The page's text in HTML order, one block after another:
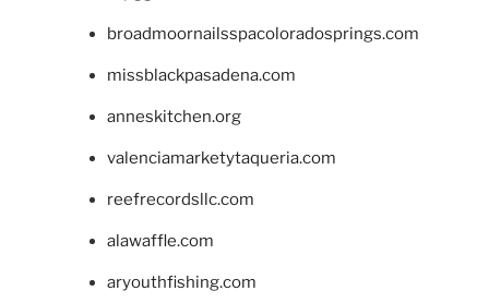
broadmoornailsspacoloradosprings.com
missblackpasadena.com
anneskitchen.org
valenciamarketytaqueria.com
reefrecordsllc.com
alawaffle.com
aryouthfishing.com